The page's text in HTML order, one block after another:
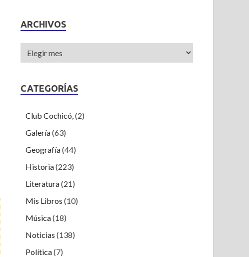
ARCHIVOS
CATEGORÍAS
Club Cochicó,(2)
Galería(63)
Geografía(44)
Historia(223)
Literatura(21)
Mis Libros (10)
Música(18)
Noticias (138)
Política(7)